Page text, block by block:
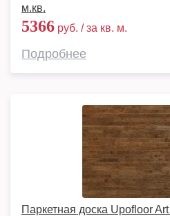
м.кв.
5366 руб. / за кв. м.
Подробнее
Паркетная доска Upofloor